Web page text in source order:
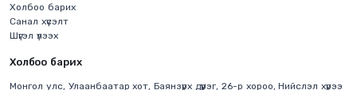
Холбоо барих
Санал хүсэлт
Шүгэл үлээх
Холбоо барих
Монгол улс, Улаанбаатар хот, Баянзүрх дүүрэг, 26-р хороо, Нийслэл хүрээ